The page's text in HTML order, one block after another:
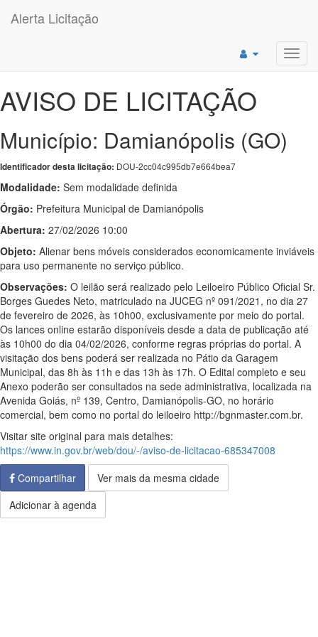
Alerta Licitação
AVISO DE LICITAÇÃO
Município: Damianópolis (GO)
Identificador desta licitação: DOU-2cc04c995db7e664bea7
Modalidade: Sem modalidade definida
Órgão: Prefeitura Municipal de Damianópolis
Abertura: 27/02/2026 10:00
Objeto: Alienar bens móveis considerados economicamente inviáveis
para uso permanente no serviço público.
Observações: O leilão será realizado pelo Leiloeiro Público Oficial Sr.
Borges Guedes Neto, matriculado na JUCEG nº 091/2021, no dia 27
de fevereiro de 2026, às 10h00, exclusivamente por meio do portal.
Os lances online estarão disponíveis desde a data de publicação até
às 10h00 do dia 04/02/2026, conforme regras próprias do portal. A
visitação dos bens poderá ser realizada no Pátio da Garagem
Municipal, das 8h às 11h e das 13h às 17h. O Edital completo e seu
Anexo poderão ser consultados na sede administrativa, localizada na
Avenida Goiás, nº 139, Centro, Damianópolis-GO, no horário
comercial, bem como no portal do leiloeiro http://bgnmaster.com.br.
Visitar site original para mais detalhes:
https://www.in.gov.br/web/dou/-/aviso-de-licitacao-685347008
Compartilhar
Ver mais da mesma cidade
Adicionar à agenda